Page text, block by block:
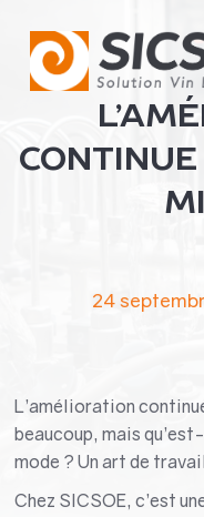
24
L’amélioration
beaucoup, mais
mode ? Un art de
Chez SICSOE, c’est